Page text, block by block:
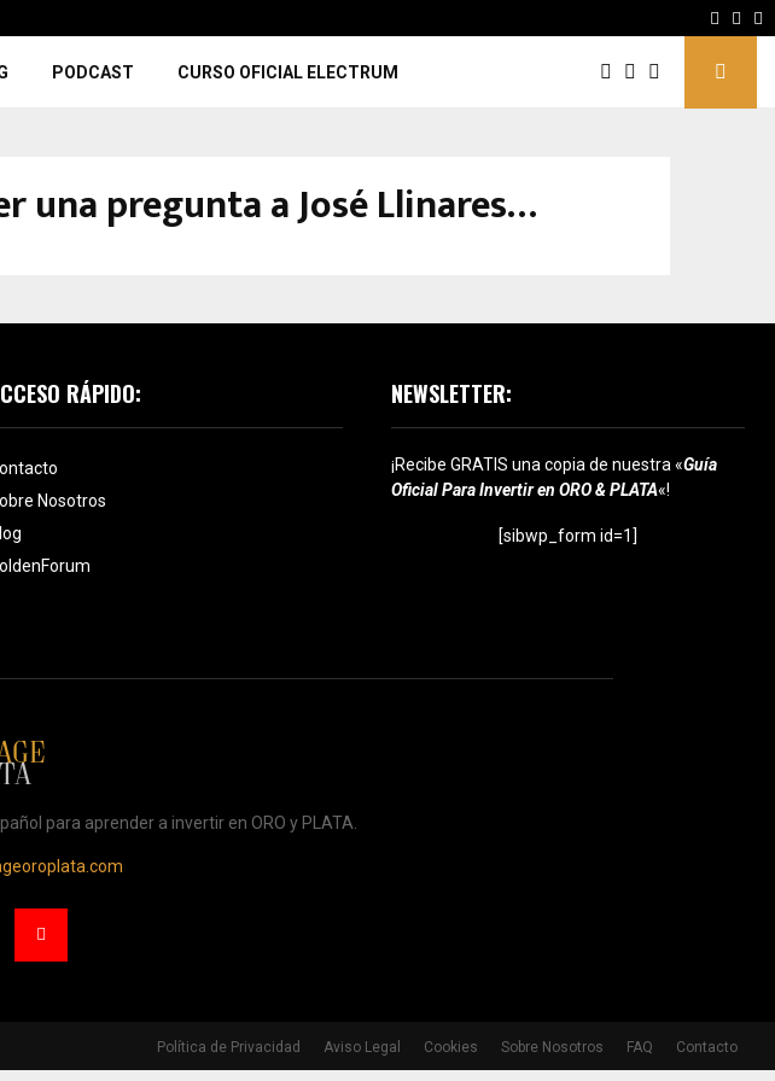
PODCAST CURSO OFICIAL ELECTRUM
una pregunta a José Llinares…
RÁPIDO:
Nosotros
NEWSLETTER:
¡Recibe GRATIS una copia de nuestra «Guía
Oficial Para Invertir en ORO & PLATA«!
[sibwp_form id=1]
para aprender a invertir en ORO y PLATA.
Política de Privacidad Aviso Legal Cookies Sobre Nosotros FAQ Contacto